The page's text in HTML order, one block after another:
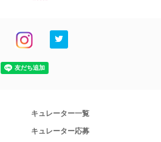
キュレーター一覧
キュレーター応募